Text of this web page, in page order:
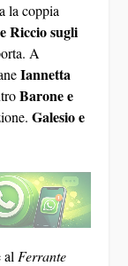
la coppia
Riccio sugli
A
Iannetta
Barone e
Galesio e
al Ferrante